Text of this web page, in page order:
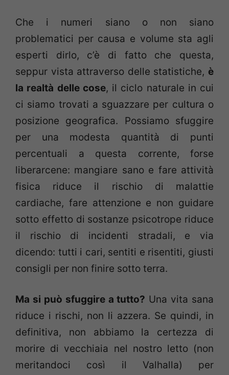
Che i numeri siano o non siano
problematici per causa e volume sta agli
esperti dirlo, c’è di fatto che questa,
seppur vista attraverso delle statistiche, è
la realtà delle cose, il ciclo naturale in cui
ci siamo trovati a sguazzare per cultura o
posizione geografica. Possiamo sfuggire
per una modesta quantità di punti
percentuali a questa corrente, forse
liberarcene: mangiare sano e fare attività
fisica riduce il rischio di malattie
cardiache, fare attenzione e non guidare
sotto effetto di sostanze psicotrope riduce
il rischio di incidenti stradali, e via
dicendo: tutti i cari, sentiti e risentiti, giusti
consigli per non finire sotto terra.
Ma si può sfuggire a tutto? Una vita sana
riduce i rischi, non li azzera. Se quindi, in
definitiva, non abbiamo la certezza di
morire di vecchiaia nel nostro letto (non
meritandoci così il Valhalla) per